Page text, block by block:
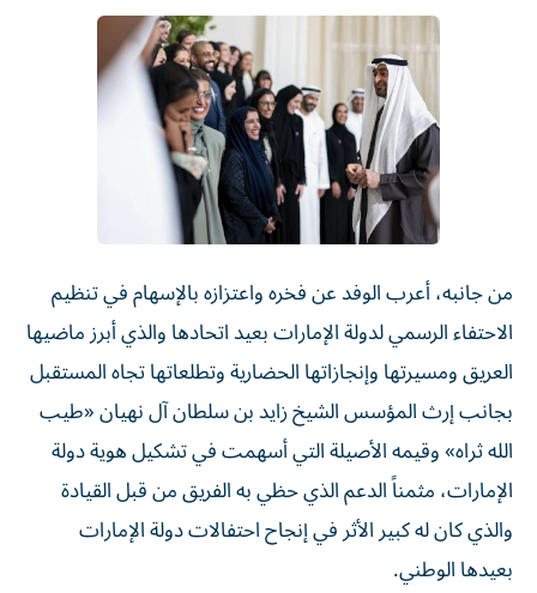
من جانبه، أعرب الوفد عن فخره واعتزازه بالإسهام في تنظيم
الاحتفاء الرسمي لدولة الإمارات بعيد اتحادها والذي أبرز ماضيها
العريق ومسيرتها وإنجازاتها الحضارية وتطلعاتها تجاه المستقبل
بجانب إرث المؤسس الشيخ زايد بن سلطان آل نهيان «طيب
الله ثراه» وقيمه الأصيلة التي أسهمت في تشكيل هوية دولة
الإمارات، مثمناً الدعم الذي حظي به الفريق من قبل القيادة
والذي كان له كبير الأثر في إنجاح احتفالات دولة الإمارات
بعيدها الوطني.